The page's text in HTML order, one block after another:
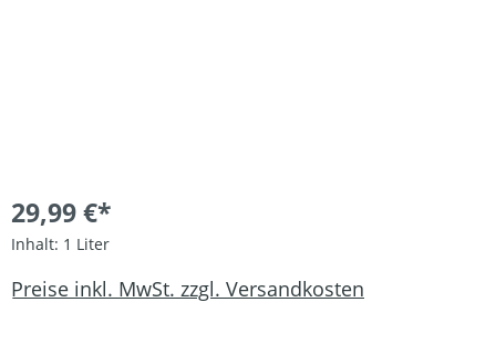
29,99 €*
Inhalt: 1 Liter
Preise inkl. MwSt. zzgl. Versandkosten